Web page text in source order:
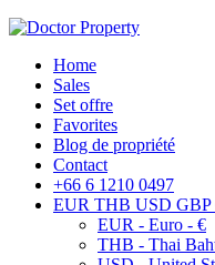
Home
Sales
Set offre
Favorites
Blog de propriété
Contact
+66 6 1210 0497
EUR THB USD GBP
EUR - Euro - €
THB - Thai